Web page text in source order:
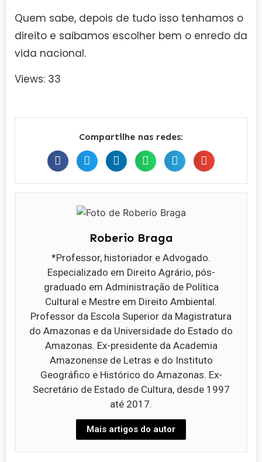
Quem sabe, depois de tudo isso tenhamos o
direito e saibamos escolher bem o enredo da
vida nacional.
Views: 33
Compartilhe nas redes:
Roberio Braga
*Professor, historiador e Advogado.
Especializado em Direito Agrário, pós-
graduado em Administração de Política
Cultural e Mestre em Direito Ambiental.
Professor da Escola Superior da Magistratura
do Amazonas e da Universidade do Estado do
Amazonas. Ex-presidente da Academia
Amazonense de Letras e do Instituto
Geográfico e Histórico do Amazonas. Ex-
Secretário de Estado de Cultura, desde 1997
até 2017.
Mais artigos do autor